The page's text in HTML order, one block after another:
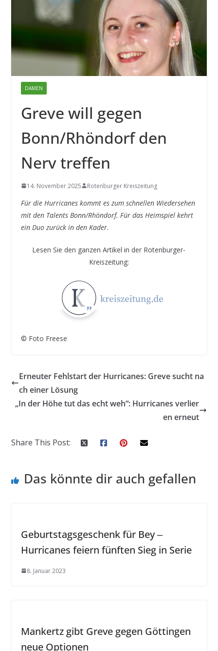
DAMEN
Greve will gegen
Bonn/Rhöndorf den
Nerv treffen
14. November 2025 Rotenburger Kreiszeitung
Für die Hurricanes kommt es zum schnellen Wiedersehen
mit den Talents Bonn/Rhöndorf. Für das Heimspiel kehrt
ein Duo zurück in den Kader.
Lesen Sie den ganzen Artikel in der Rotenburger-
Kreiszeitung:
© Foto Freese
Erneuter Fehlstart der Hurricanes: Greve sucht na
ch einer Lösung
„In der Höhe tut das echt weh“: Hurricanes verlier
en erneut
Share This Post:
Das könnte dir auch gefallen
Geburtstagsgeschenk für Bey ‒
Hurricanes feiern fünften Sieg in Serie
8. Januar 2023
Mankertz gibt Greve gegen Göttingen
neue Optionen